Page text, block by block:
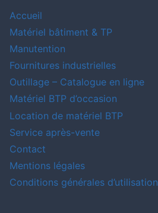
Accueil
Matériel bâtiment & TP
Manutention
Fournitures industrielles
Outillage – Catalogue en ligne
Matériel BTP d’occasion
Location de matériel BTP
Service après-vente
Contact
Mentions légales
Conditions générales d’utilisation